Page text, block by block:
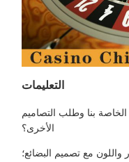
التعليمات
بنا وطلب التصاميم
الأخرى؟
مع تصميم البضائع؛